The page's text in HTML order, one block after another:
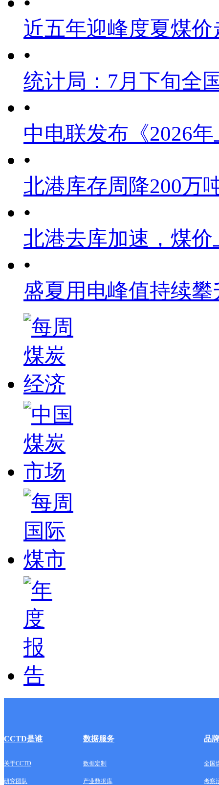
近五年迎峰度夏煤价
•
统计局：7月下旬全
•
中电联发布《2026
•
北港库存周降200万
•
北港去库加速，煤
•
盛夏用电峰值持续
CCTD是谁 数据服务 品
关于CCTD 数据定制 全国
研究团队 产业数据库 考察